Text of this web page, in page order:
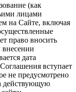
(как
лицами
на Сайте, включая
право вносить
дата
вступает
не предусмотрено
действующую